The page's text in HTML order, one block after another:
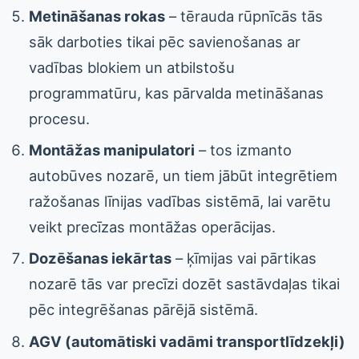
Metināšanas rokas – tērauda rūpnīcās tās
sāk darboties tikai pēc savienošanas ar
vadības blokiem un atbilstošu
programmatūru, kas pārvalda metināšanas
procesu.
Montāžas manipulatori – tos izmanto
autobūves nozarē, un tiem jābūt integrētiem
ražošanas līnijas vadības sistēmā, lai varētu
veikt precīzas montāžas operācijas.
Dozēšanas iekārtas – ķīmijas vai pārtikas
nozarē tās var precīzi dozēt sastāvdaļas tikai
pēc integrēšanas pārējā sistēmā.
AGV (automātiski vadāmi transportlīdzekļi)